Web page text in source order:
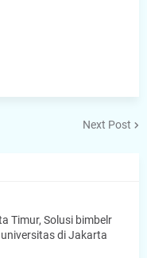
Next Post
Timur, Solusi bimbelr
universitas di Jakarta